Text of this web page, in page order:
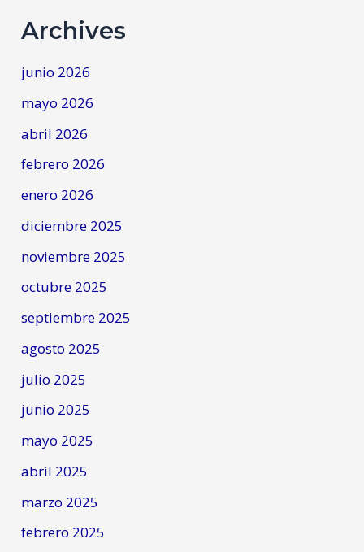
Archives
junio 2026
mayo 2026
abril 2026
febrero 2026
enero 2026
diciembre 2025
noviembre 2025
octubre 2025
septiembre 2025
agosto 2025
julio 2025
junio 2025
mayo 2025
abril 2025
marzo 2025
febrero 2025